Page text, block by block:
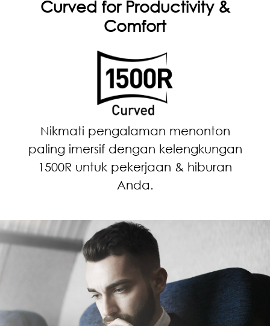
Curved for Productivity &
Comfort
Nikmati pengalaman menonton
paling imersif dengan kelengkungan
1500R untuk pekerjaan & hiburan
Anda.